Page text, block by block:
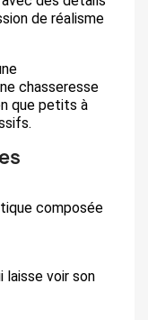
de réalisme
chasseresse
que petits à
composée
laisse voir son